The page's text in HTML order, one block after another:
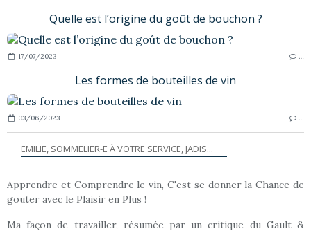
Quelle est l’origine du goût de bouchon ?
17/07/2023
Les formes de bouteilles de vin
03/06/2023
EMILIE, SOMMELIER-E À VOTRE SERVICE, JADIS...
Apprendre et Comprendre le vin, C'est se donner la Chance de
gouter avec le Plaisir en Plus !
Ma façon de travailler, résumée par un critique du Gault &